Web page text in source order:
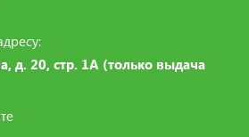
д. 20, стр. 1А (только выдача